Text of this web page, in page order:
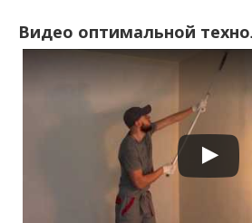
Видео оптимальной